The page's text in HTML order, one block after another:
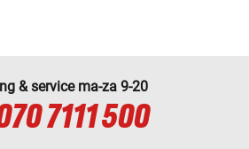
& service ma-za 9-20
7111 500